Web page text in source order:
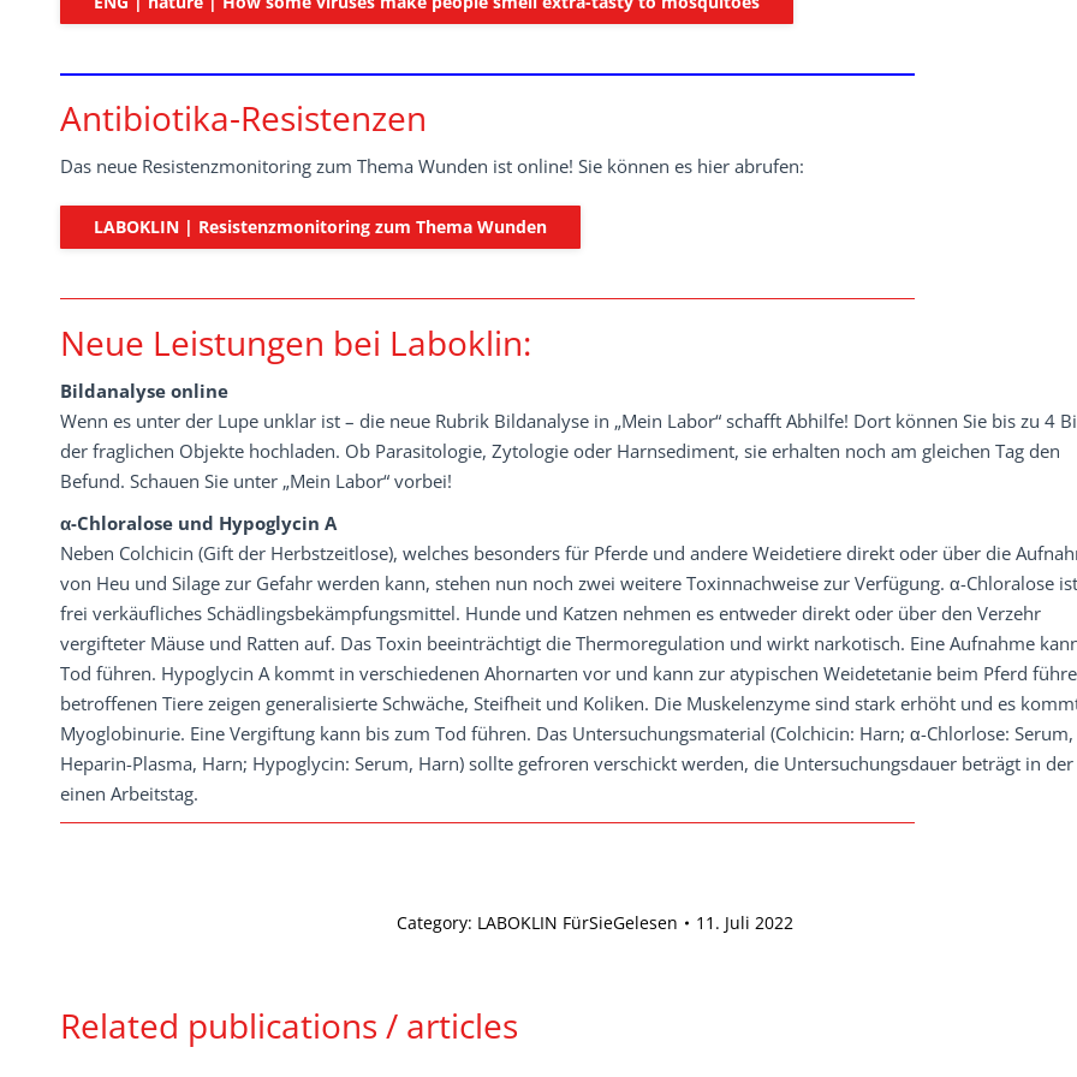
Antibiotika-Resistenzen
Das neue Resistenzmonitoring zum Thema Wunden ist online! Sie können es hier abrufen:
LABOKLIN | Resistenzmonitoring zum Thema Wunden
Neue Leistungen bei Laboklin:
Bildanalyse online
Wenn es unter der Lupe unklar ist – die neue Rubrik Bildanalyse in „Mein Labor“ schafft Abhilfe! Dort können Sie bis zu 4
der fraglichen Objekte hochladen. Ob Parasitologie, Zytologie oder Harnsediment, sie erhalten noch am gleichen Tag den
Befund. Schauen Sie unter „Mein Labor“ vorbei!
α-Chloralose und Hypoglycin A
Neben Colchicin (Gift der Herbstzeitlose), welches besonders für Pferde und andere Weidetiere direkt oder über die
von Heu und Silage zur Gefahr werden kann, stehen nun noch zwei weitere Toxinnachweise zur Verfügung. α-Chloralose
frei verkäufliches Schädlingsbekämpfungsmittel. Hunde und Katzen nehmen es entweder direkt oder über den Verzehr
vergifteter Mäuse und Ratten auf. Das Toxin beeinträchtigt die Thermoregulation und wirkt narkotisch. Eine Aufnahme
Tod führen. Hypoglycin A kommt in verschiedenen Ahornarten vor und kann zur atypischen Weidetetanie beim Pferd
betroffenen Tiere zeigen generalisierte Schwäche, Steifheit und Koliken. Die Muskelenzyme sind stark erhöht und es
Myoglobinurie. Eine Vergiftung kann bis zum Tod führen. Das Untersuchungsmaterial (Colchicin: Harn; α-Chlorlose: Serum,
Heparin-Plasma, Harn; Hypoglycin: Serum, Harn) sollte gefroren verschickt werden, die Untersuchungsdauer beträgt in der
einen Arbeitstag.
Category: LABOKLIN FürSieGelesen 11. Juli 2022
Related publications / articles